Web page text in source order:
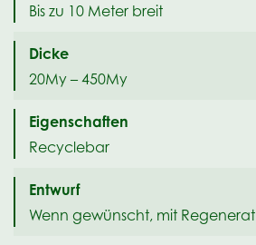
Bis zu 10 Meter breit
Dicke
20My – 450My
Eigenschaften
Recyclebar
Entwurf
Wenn gewünscht, mit Regenerat